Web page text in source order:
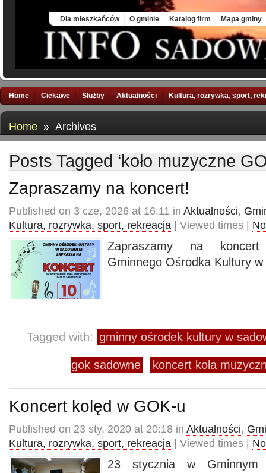
Dla mieszkańców O gminie Katalog firm Mapa gminy
Home Ciekawe Służby Aktualności Kultura, rozrywka, sport,
Home » Archives
Posts Tagged ‘koło muzyczne
Zapraszamy na koncert!
Published on 3 cze, 2026 at 16:11 in Aktualności,
Kultura, rozrywka, sport, rekreacja | Viewed times |
Zapraszamy na koncert
Gminnego Ośrodka Kultury
Tagged with: gminny ośrodek kultury w
gok sadowne koncert koła
Koncert kolęd w GOK-u
Published on 23 sty, 2020 at 20:18 in Aktualności,
Kultura, rozrywka, sport, rekreacja | Viewed times |
23 stycznia w